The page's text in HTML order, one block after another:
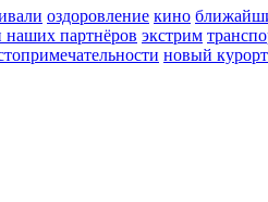
оздоровление кино
наших партнёров экстрим
новый